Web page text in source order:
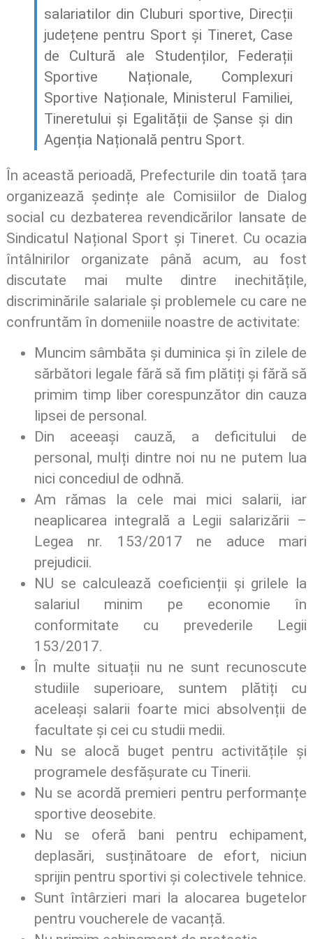
salariatilor din Cluburi sportive, Direcții
județene pentru Sport și Tineret, Case
de Cultură ale Studenților, Federații
Sportive Naționale, Complexuri
Sportive Naționale, Ministerul Familiei,
Tineretului și Egalității de Șanse și din
Agenția Națională pentru Sport.
În această perioadă, Prefecturile din toată țara
organizează ședințe ale Comisiilor de Dialog
social cu dezbaterea revendicărilor lansate de
Sindicatul Național Sport și Tineret. Cu ocazia
întâlnirilor organizate până acum, au fost
discutate mai multe dintre inechitățile,
discriminările salariale și problemele cu care ne
confruntăm în domeniile noastre de activitate:
Muncim sâmbăta și duminica și în zilele de
sărbători legale fără să fim plătiți și fără să
primim timp liber corespunzător din cauza
lipsei de personal.
Din aceeași cauză, a deficitului de
personal, mulți dintre noi nu ne putem lua
nici concediul de odhnă.
Am rămas la cele mai mici salarii, iar
neaplicarea integrală a Legii salarizării –
Legea nr. 153/2017 ne aduce mari
prejudicii.
NU se calculează coeficienții și grilele la
salariul minim pe economie în
conformitate cu prevederile Legii
153/2017.
În multe situații nu ne sunt recunoscute
studiile superioare, suntem plătiți cu
aceleași salarii foarte mici absolvenții de
facultate și cei cu studii medii.
Nu se alocă buget pentru activitățile și
programele desfășurate cu Tinerii.
Nu se acordă premieri pentru performanțe
sportive deosebite.
Nu se oferă bani pentru echipament,
deplasări, susținătoare de efort, niciun
sprijin pentru sportivi și colectivele tehnice.
Sunt întârzieri mari la alocarea bugetelor
pentru voucherele de vacanță.